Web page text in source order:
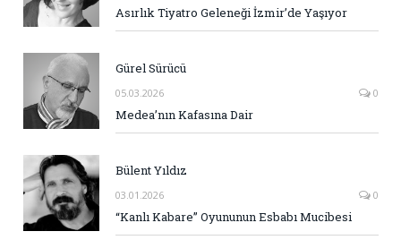
Asırlık Tiyatro Geleneği İzmir’de Yaşıyor
Gürel Sürücü
05.03.2026 0
Medea’nın Kafasına Dair
Bülent Yıldız
03.01.2026 0
“Kanlı Kabare” Oyununun Esbabı Mucibesi